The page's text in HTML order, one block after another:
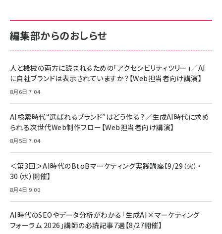
￥880
anan(アンアン)2026/06/24号 No.2500増刊
スペシャルエディション[王道エンタメの矜持／
￥1,100
年後半、あなたの恋と運命／山田涼介]
￥880
Amazonランキングをもっと見る
サポート正規品 メーカー保証5年 KLMEA128G
NIMASO ガラスフィルム iPhone 17 用 保護フィ
すい ガイド枠付き いPhone17 (6.3インチ) 対応
2枚セット DSP25F1698
￥1,599
【New】Amazon Fire TV Stick HD | 手軽にスト
レイヤー
￥6,980
Anker Soundcore P31i (Bluetooth 6.1) 【完
全ワイヤレスイヤホン/アクティブノイズキャンセリ
ング/マルチポイント接続 / 最大50時間再生 / PSE
Anker PowerLine III Flow USB-C & USB-C
ケーブル Anker絡まないケーブル 240W 結束バン
ド付き USB PD対応 シリコン素材採用 iPhone
17 / 16 / 15 / Galaxy iPad Pro MacBook
サポート正規品 メーカー保証5年 KLMEA128G
Amazon eギフトカード - Amazonロゴ - クラ
￥5,000
ケーブル Anker絡まないケーブル 240W 結束バン
17 / 16 / 15 / Galaxy iPad Pro MacBook
Pro/Air 各種対応 (1.8m ミッドナイトブラック)
￥1,890
キャンペーン】
￥4,857
編集部からのおしらせ
人と機械の両方に読まれるための「アクセシビリティツリー」／AI
に自社ブランドは表示されていますか？【Web担当者向け講演】
8月6日 7:04
AI検索時代“選ばれるブランド”はどう作る？／生成AI時代に求め
られる次世代Web制作フロー【Web担当者向け講演】
8月5日 7:04
＜第3回＞AI時代のBtoBマーケティング実践講座【9/29（火）・
30（水）開催】
8月4日 9:00
AI時代のSEOやデータ分析がわかる「生成AI×マーケティング
フォーラム 2026」講師の必読記事7選【8/27開催】